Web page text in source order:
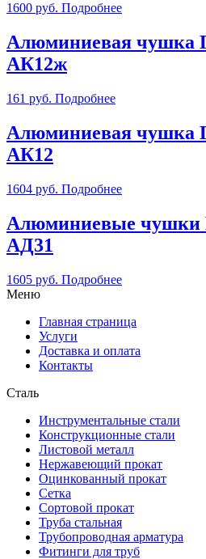
1600 руб. Подробнее
Алюминиевая чушка
АК12ж
161 руб. Подробнее
Алюминиевая чушка
АК12
1604 руб. Подробнее
Алюминиевые
АД31
1605 руб. Подробнее
Меню
Главная страница
Услуги
Доставка и оплата
Контакты
Сталь
Инструментальные стали
Конструкционные стали
Листовой металл
Нержавеющий прокат
Оцинкованный прокат
Сетка
Сортовой прокат
Труба стальная
Трубопроводная арматура
Фитинги для труб